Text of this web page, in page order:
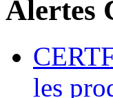
Alertes
les